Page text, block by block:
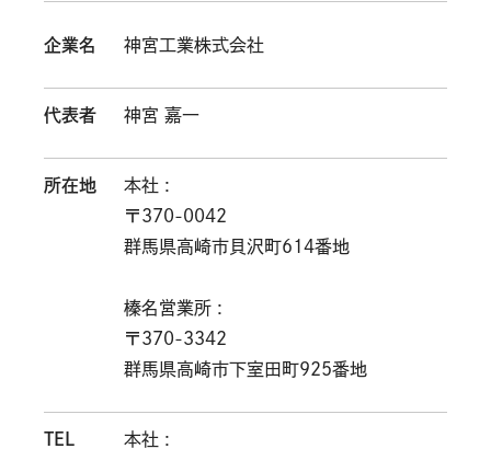
企業名 神宮工業株式会社
代表者 神宮 嘉一
所在地
本社 :
〒370-0042
群馬県高崎市貝沢町614番地
榛名営業所 :
〒370-3342
群馬県高崎市下室田町925番地
TEL
本社 :